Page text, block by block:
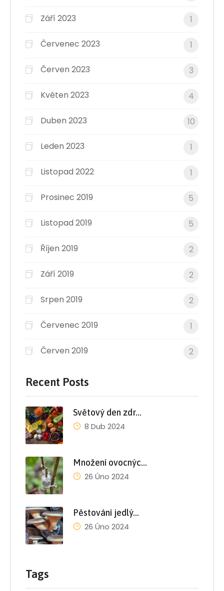
Září 2023 1
Červenec 2023 1
Červen 2023 3
Květen 2023 4
Duben 2023 10
Leden 2023 1
Listopad 2022 1
Prosinec 2019 5
Listopad 2019 5
Říjen 2019 2
Září 2019 2
Srpen 2019 2
Červenec 2019 1
Červen 2019 2
Recent Posts
Světový den zdr…
8 Dub 2024
Množení ovocnýc…
26 Úno 2024
Pěstování jedlý…
26 Úno 2024
Tags